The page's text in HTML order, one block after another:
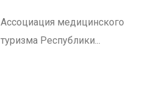
Ассоциация медицинского
туризма Республики...